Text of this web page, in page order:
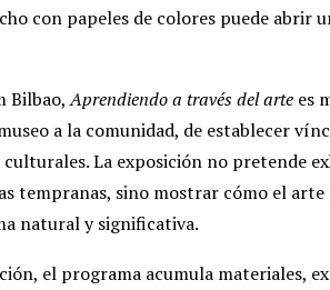
con papeles de colores puede abrir
Bilbao,Aprendiendo a través del arte es
a la comunidad, de establecer
La exposición no pretende
tempranas, sino mostrar cómo el
natural y significativa.
el programa acumula materiales,